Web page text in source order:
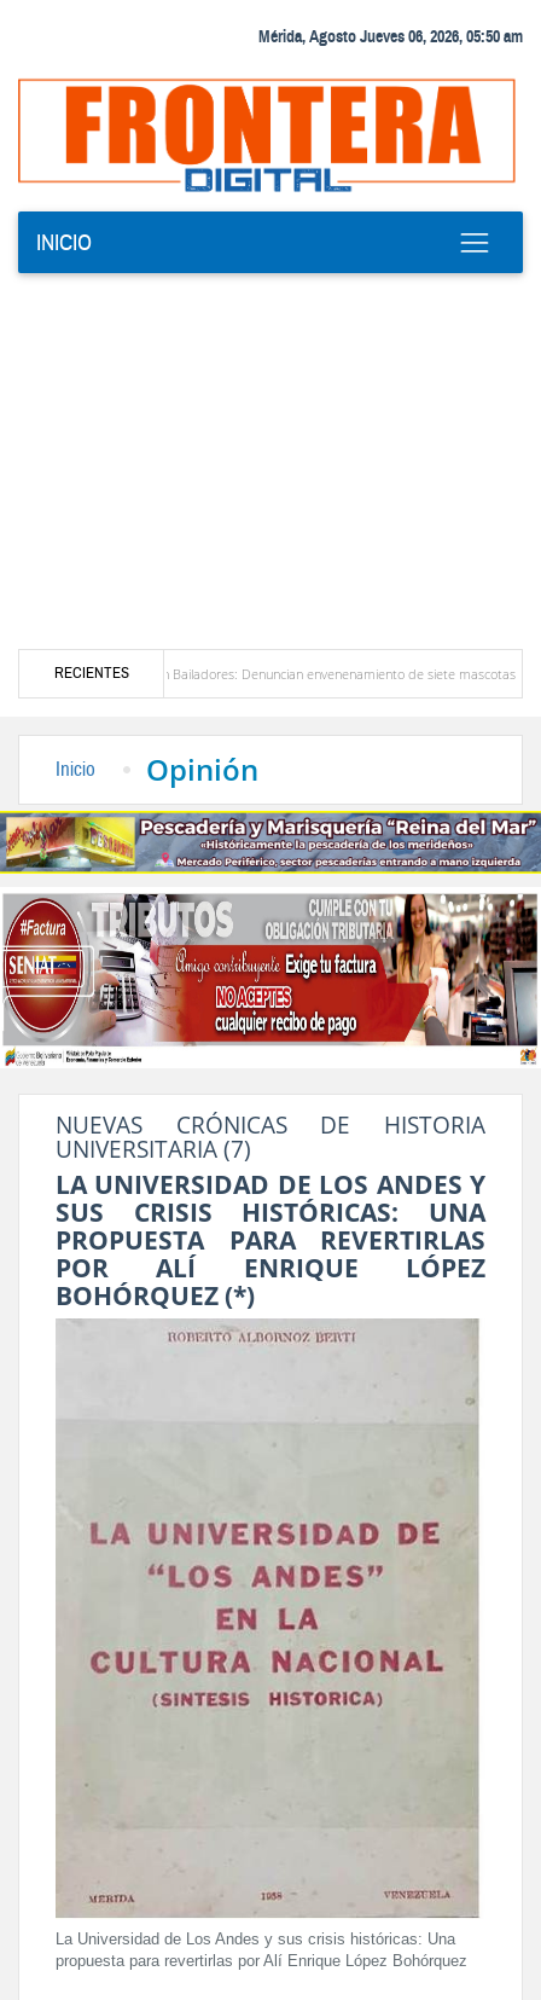
Mérida, Agosto Jueves 06, 2026, 05:50 am
INICIO
RECIENTES
Alerta en Bailadores: Denuncian envenenamiento de siete mascotas en El Rincón de La
Inicio Opinión
NUEVAS CRÓNICAS DE HISTORIA
UNIVERSITARIA (7)
LA UNIVERSIDAD DE LOS ANDES Y
SUS CRISIS HISTÓRICAS: UNA
PROPUESTA PARA REVERTIRLAS
POR ALÍ ENRIQUE LÓPEZ
BOHÓRQUEZ (*)
La Universidad de Los Andes y sus crisis históricas: Una
propuesta para revertirlas por Alí Enrique López Bohórquez